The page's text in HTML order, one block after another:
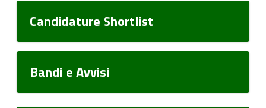
Candidature Shortlist
Bandi e Avvisi